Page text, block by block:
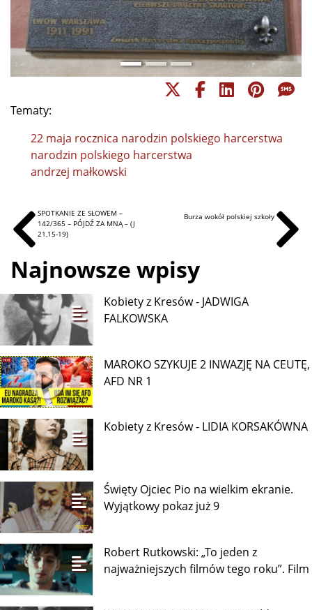
Tematy:
22 maja rocznica narodzin polskiego harcerstwa
narodzin polskiego harcerstwa
andrzej małkowski
SPOTKANIE ZE SŁOWEM –
142/365 – PÓJDŹ ZA MNĄ – (J
21,15-19)
Najnowsze wpisy
FALKOWSKA
AFD NR 1